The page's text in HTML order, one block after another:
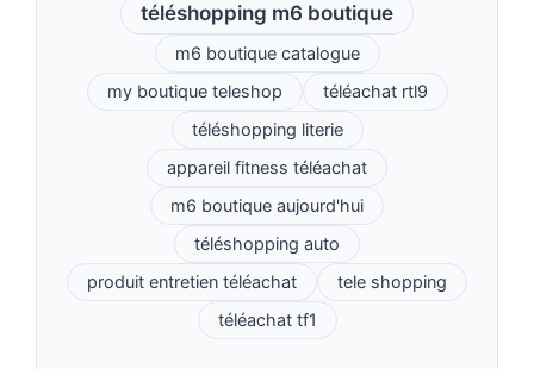
téléshopping m6 boutique
m6 boutique catalogue
my boutique teleshop
téléachat rtl9
téléshopping literie
appareil fitness téléachat
m6 boutique aujourd'hui
téléshopping auto
produit entretien téléachat
tele shopping
téléachat tf1